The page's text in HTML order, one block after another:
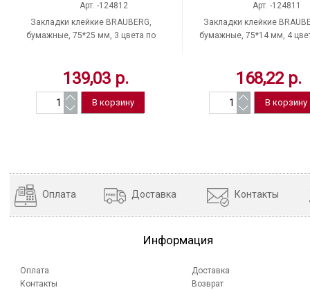
Арт. -124812
Закладки клейкие BRAUBERG,
бумажные, 75*25 мм, 3 цвета по
139,03 р.
Арт. -124811
Закладки клейкие
бумажные, 75*14 мм, 4
168,22 р.
Оплата Доставка Контакты
Информация
Оплата
Контакты
Доставка
Возврат